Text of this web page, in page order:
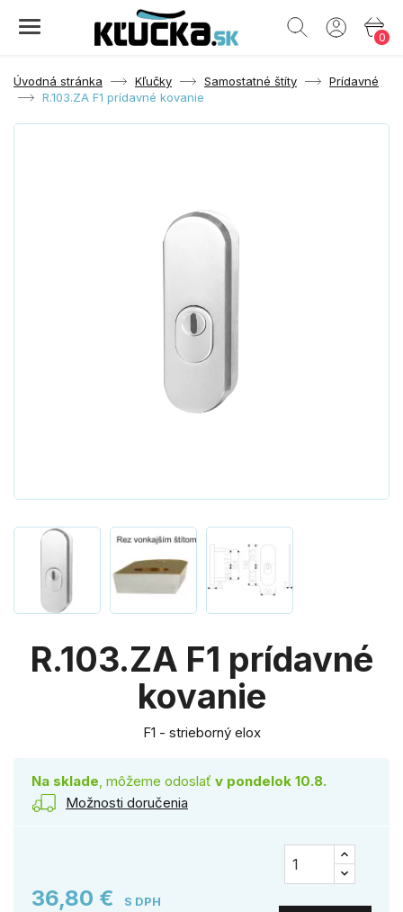
0
Úvodná stránka Kľučky Samostatné štíty
Prídavné
R.103.ZA F1 prídavné kovanie
R.103.ZA F1 prídavné
kovanie
F1 - strieborný elox
Na sklade , môžeme odoslať v pondelok 10.8.
Možnosti doručenia
36,80 € S DPH